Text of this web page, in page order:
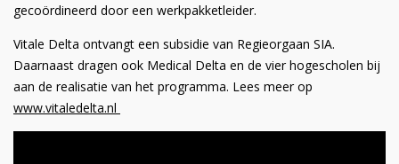
gecoördineerd door een werkpakketleider.
Vitale Delta ontvangt een subsidie van Regieorgaan SIA.
Daarnaast dragen ook Medical Delta en de vier hogescholen bij
aan de realisatie van het programma. Lees meer op
www.vitaledelta.nl